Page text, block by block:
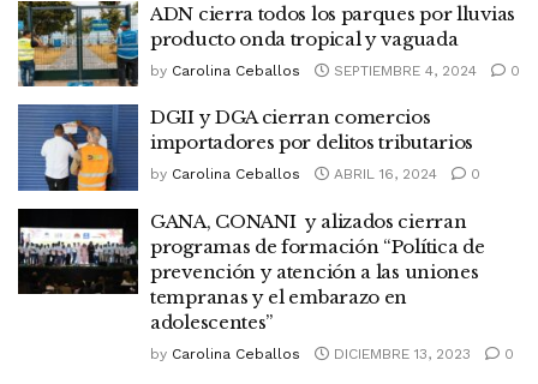
ADN cierra todos los parques por lluvias
producto onda tropical y vaguada
by Carolina Ceballos SEPTIEMBRE 4, 2024 0
DGII y DGA cierran comercios
importadores por delitos tributarios
by Carolina Ceballos ABRIL 16, 2024 0
GANA, CONANI y alizados cierran
programas de formación “Política de
prevención y atención a las uniones
tempranas y el embarazo en
adolescentes”
by Carolina Ceballos DICIEMBRE 13, 2023 0